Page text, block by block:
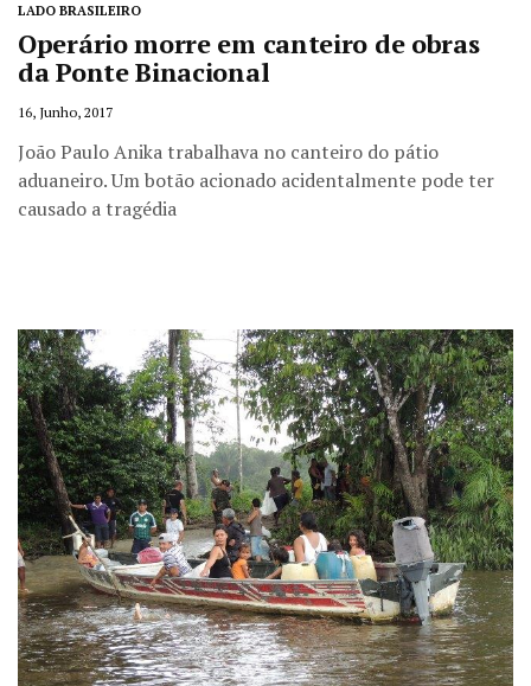
LADO BRASILEIRO
Operário morre em canteiro de obras
da Ponte Binacional
16, Junho, 2017
João Paulo Anika trabalhava no canteiro do pátio
aduaneiro. Um botão acionado acidentalmente pode ter
causado a tragédia